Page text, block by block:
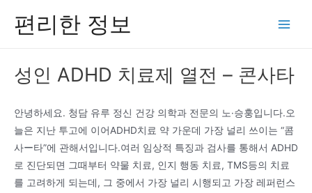
편리한 정보
성인 ADHD 치료제 열전 – 콘사타
안녕하세요. 청담 유루 정신 건강 의학과 전문의 노·승훙입니다.오
늘은 지난 투고에 이어ADHD치료 약 가운데 가장 널리 쓰이는 “콤
사ー타”에 관해서입니다.여러 임상적 특징과 검사를 통해서 ADHD
로 진단되면 그때부터 약물 치료, 인지 행동 치료, TMS등의 치료
를 고려하게 되는데, 그 중에서 가장 널리 시행되고 가장 레퍼런스